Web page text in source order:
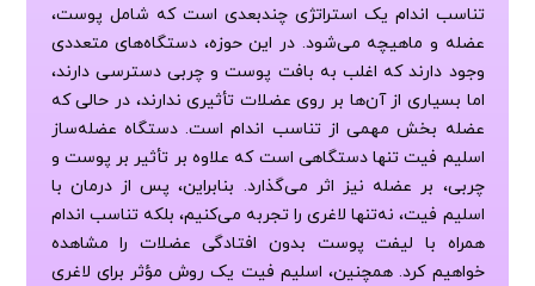
تناسب اندام یک استراتژی چندبعدی است که شامل پوست،
عضله و ماهیچه می‌شود. در این حوزه، دستگاه‌های متعددی
وجود دارند که اغلب به بافت پوست و چربی دسترسی دارند،
اما بسیاری از آن‌ها بر روی عضلات تأثیری ندارند، در حالی که
عضله بخش مهمی از تناسب اندام است. دستگاه عضله‌ساز
اسلیم فیت تنها دستگاهی است که علاوه بر تأثیر بر پوست و
چربی، بر عضله نیز اثر می‌گذارد. بنابراین، پس از درمان با
اسلیم فیت، نه‌تنها لاغری را تجربه می‌کنیم، بلکه تناسب اندام
همراه با لیفت پوست بدون افتادگی عضلات را مشاهده
خواهیم کرد. همچنین، اسلیم فیت یک روش مؤثر برای لاغری